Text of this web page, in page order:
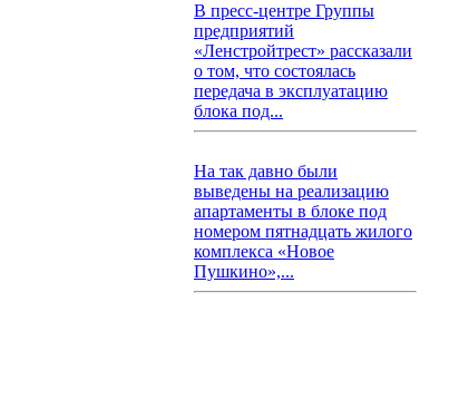
В пресс-центре Группы
предприятий
«Ленстройтрест» рассказали
о том, что состоялась
передача в эксплуатацию
блока под...
На так давно были
выведены на реализацию
апартаменты в блоке под
номером пятнадцать жилого
комплекса «Новое
Пушкино»,...